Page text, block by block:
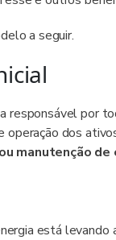
a seguir.
responsável por
dos
manutenção
está